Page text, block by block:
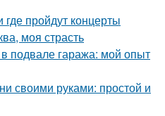
пройдут концерты
моя страсть
подвале гаража: мой опыт
своими руками: простой и